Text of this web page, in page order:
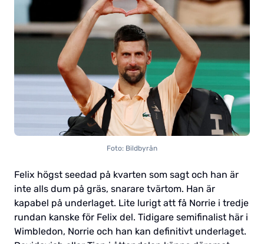
Foto: Bildbyrån
Felix högst seedad på kvarten som sagt och han är
inte alls dum på gräs, snarare tvärtom. Han är
kapabel på underlaget. Lite lurigt att få Norrie i tredje
rundan kanske för Felix del. Tidigare semifinalist här i
Wimbledon, Norrie och han kan definitivt underlaget.